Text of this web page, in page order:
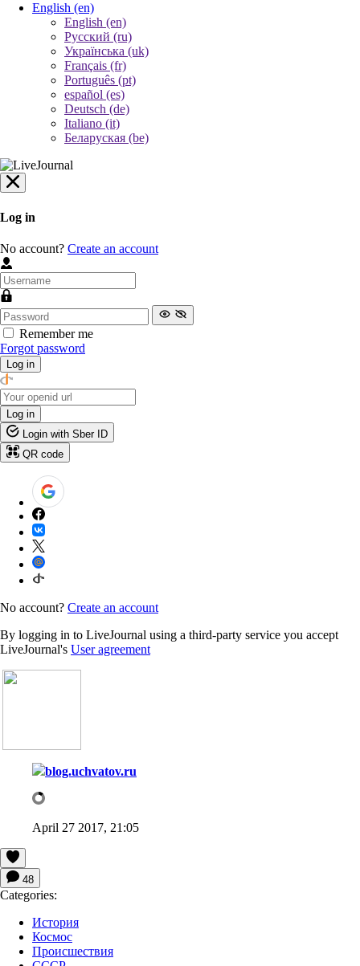
English (en)
English (en)
Русский (ru)
Українська (uk)
Français (fr)
Português (pt)
español (es)
Deutsch (de)
Italiano (it)
Беларуская (be)
Log in
No account? Create an account
Remember me
Forgot password
Log in
Log in
Login with Sber ID
QR code
No account? Create an account
By logging in to LiveJournal using a third-party service you accept
LiveJournal's User agreement
blog.uchvatov.ru
April 27 2017, 21:05
48
Categories:
История
Космос
Происшествия